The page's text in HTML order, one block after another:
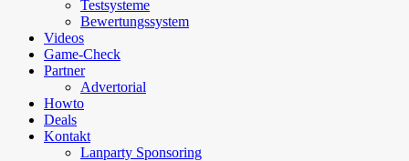
Testsysteme
Bewertungssystem
Videos
Game-Check
Partner
Advertorial
Howto
Deals
Kontakt
Lanparty Sponsoring